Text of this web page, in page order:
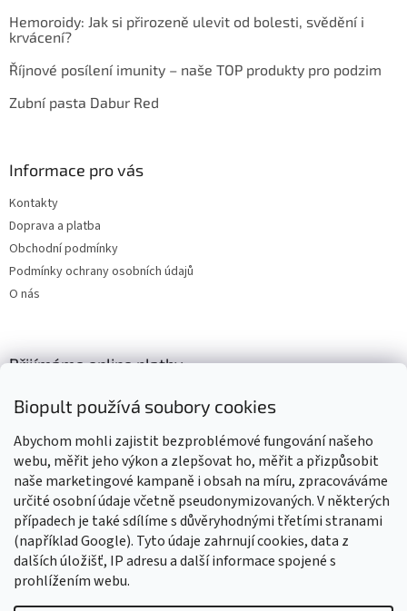
Biopult používá soubory cookies
Abychom mohli zajistit bezproblémové fungování našeho
webu, měřit jeho výkon a zlepšovat ho, měřit a přizpůsobit
naše marketingové kampaně i obsah na míru, zpracováváme
určité osobní údaje včetně pseudonymizovaných. V některých
případech je také sdílíme s důvěryhodnými třetími stranami
(například Google). Tyto údaje zahrnují cookies, data z
dalších úložišť, IP adresu a další informace spojené s
prohlížením webu.
Hemoroidy: Jak si přirozeně ulevit od bolesti, svědění i
krvácení?
Říjnové posílení imunity – naše TOP produkty pro podzim
Zubní pasta Dabur Red
Informace pro vás
Kontakty
Doprava a platba
Obchodní podmínky
Podmínky ochrany osobních údajů
O nás
Přijímáme online platby
Výrobky označené BIO jsou certifikované kontrolní organizací CZ-
BIO-003